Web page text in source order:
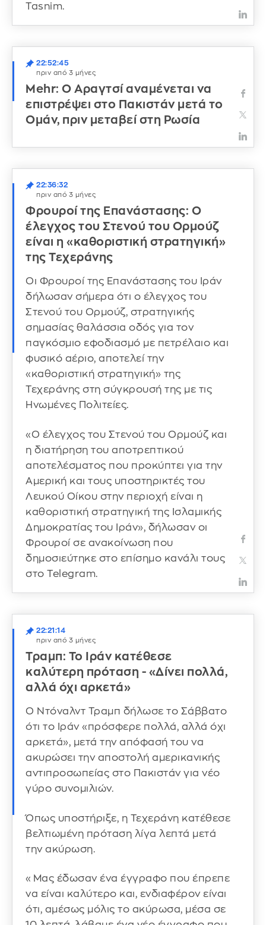
Tasnim.
22:52:45
πριν από 3 μήνες
Mehr: Ο Αραγτσί αναμένεται να
επιστρέψει στο Πακιστάν μετά το
Ομάν, πριν μεταβεί στη Ρωσία
22:36:32
πριν από 3 μήνες
Φρουροί της Επανάστασης: Ο
έλεγχος του Στενού του Ορμούζ
είναι η «καθοριστική στρατηγική»
της Τεχεράνης
Οι Φρουροί της Επανάστασης του Ιράν
δήλωσαν σήμερα ότι ο έλεγχος του
Στενού του Ορμούζ, στρατηγικής
σημασίας θαλάσσια οδός για τον
παγκόσμιο εφοδιασμό με πετρέλαιο και
φυσικό αέριο, αποτελεί την
«καθοριστική στρατηγική» της
Τεχεράνης στη σύγκρουσή της με τις
Ηνωμένες Πολιτείες.
«Ο έλεγχος του Στενού του Ορμούζ και
η διατήρηση του αποτρεπτικού
αποτελέσματος που προκύπτει για την
Αμερική και τους υποστηρικτές του
Λευκού Οίκου στην περιοχή είναι η
καθοριστική στρατηγική της Ισλαμικής
Δημοκρατίας του Ιράν», δήλωσαν οι
Φρουροί σε ανακοίνωση που
δημοσιεύτηκε στο επίσημο κανάλι τους
στο Telegram.
22:21:14
πριν από 3 μήνες
Τραμπ: Το Ιράν κατέθεσε
καλύτερη πρόταση - «Δίνει πολλά,
αλλά όχι αρκετά»
Ο Ντόναλντ Τραμπ δήλωσε το Σάββατο
ότι το Ιράν «πρόσφερε πολλά, αλλά όχι
αρκετά», μετά την απόφασή του να
ακυρώσει την αποστολή αμερικανικής
αντιπροσωπείας στο Πακιστάν για νέο
γύρο συνομιλιών.
Όπως υποστήριξε, η Τεχεράνη κατέθεσε
βελτιωμένη πρόταση λίγα λεπτά μετά
την ακύρωση.
«Μας έδωσαν ένα έγγραφο που έπρεπε
να είναι καλύτερο και, ενδιαφέρον είναι
ότι, αμέσως μόλις το ακύρωσα, μέσα σε